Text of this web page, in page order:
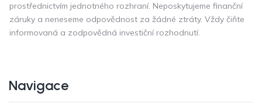
prostřednictvím jednotného rozhraní. Neposkytujeme finanční
záruky a neneseme odpovědnost za žádné ztráty. Vždy čiňte
informovaná a zodpovědná investiční rozhodnutí.
Navigace